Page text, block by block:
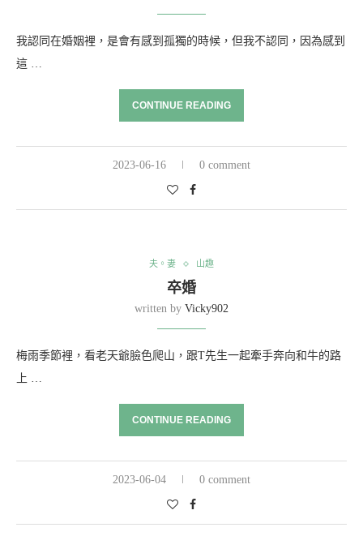
我認同在婚姻裡，是會有感到孤獨的時候，但我不認同，因為感到
這 …
CONTINUE READING
2023-06-16 0 comment
夫。妻 山趣
卒婚
written by Vicky902
梅雨季節裡，看老天爺臉色爬山，跟T先生一起牽手奔向和牛的路
上 …
CONTINUE READING
2023-06-04 0 comment